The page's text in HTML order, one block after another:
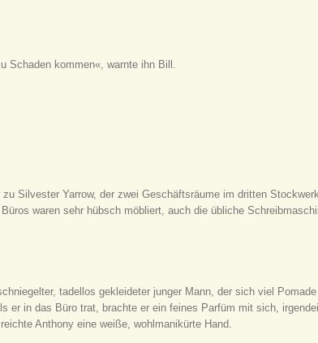
Schaden kommen«, warnte ihn Bill.
Silvester Yarrow, der zwei Geschäftsräume im dritten
waren sehr hübsch möbliert, auch die übliche
tadellos gekleideter junger Mann, der sich viel
er in das Büro trat, brachte er ein feines Parfüm mit sich,
Anthony eine weiße, wohlmanikürte Hand.